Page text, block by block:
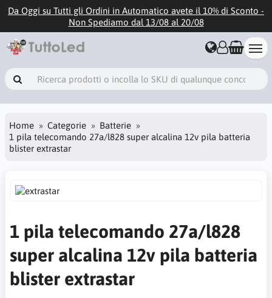
Da Oggi su Tutti gli Ordini in Automatico avete il 10% di Sconto -
Non Spediamo dal 13/08 al 20/08
Home Categorie
Batterie
1 pila telecomando 27a/l828 super alcalina 12v pila batteria
blister extrastar
1 pila telecomando 27a/l828
super alcalina 12v pila batteria
blister extrastar